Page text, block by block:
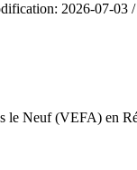
2026-07-03
le Neuf (VEFA) en